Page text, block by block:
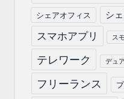
シェアオフィス シ
スマホアプリ ス
テレワーク デュ
フリーランス